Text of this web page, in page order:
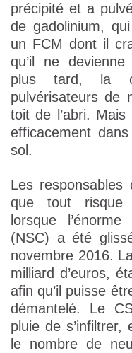
précipité et a
de gadolinium,
un FCM dont il
qu’il ne
plus tard, la
pulvérisateurs de
toit de l’abri.
efficacement
sol.
Les responsables
que tout risque
lorsque
(NSC) a été
novembre 2016.
milliard d’euros,
afin qu’il puisse
démantelé. Le
pluie de
le nombre de